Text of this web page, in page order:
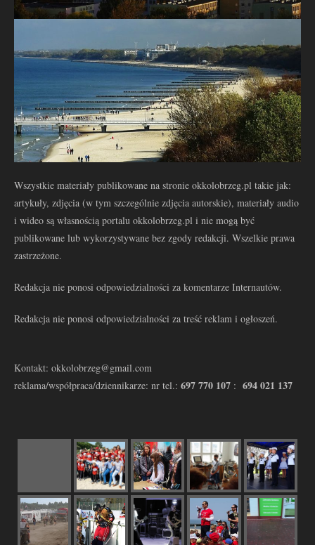
Wszystkie materiały publikowane na stronie okkolobrzeg.pl takie jak:
artykuły, zdjęcia (w tym szczególnie zdjęcia autorskie), materiały audio
i wideo są własnością portalu okkolobrzeg.pl i nie mogą być
publikowane lub wykorzystywane bez zgody redakcji. Wszelkie prawa
zastrzeżone.
Redakcja nie ponosi odpowiedzialności za komentarze Internautów.
Redakcja nie ponosi odpowiedzialności za treść reklam i ogłoszeń.
Kontakt: okkolobrzeg@gmail.com
reklama/współpraca/dziennikarze: nr tel.: 697 770 107 : 694 021 137